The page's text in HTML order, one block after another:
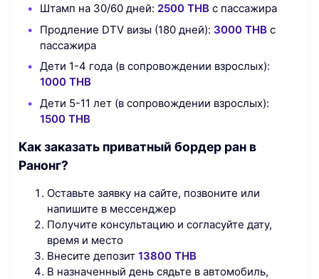
Штамп на 30/60 дней: 2500 THB с пассажира
Продление DTV визы (180 дней): 3000 THB с
пассажира
Дети 1-4 года (в сопровождении взрослых):
1000 THB
Дети 5-11 лет (в сопровождении взрослых):
1500 THB
Как заказать приватный бордер ран в
Ранонг?
Оставьте заявку на сайте, позвоните или
напишите в мессенджер
Получите консультацию и согласуйте дату,
время и место
Внесите депозит 13800 THB
В назначенный день сядьте в автомобиль,